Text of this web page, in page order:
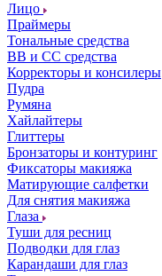
Лицо
Праймеры
Тональные средства
ВВ и СС средства
Корректоры и консилеры
Пудра
Румяна
Хайлайтеры
Глиттеры
Бронзаторы и контуринг
Фиксаторы макияжа
Матирующие салфетки
Для снятия макияжа
Глаза
Туши для ресниц
Подводки для глаз
Карандаши для глаз